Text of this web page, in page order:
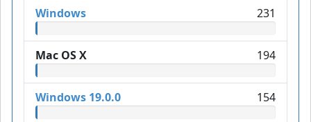
Windows 231
Mac OS X 194
Windows 19.0.0 154